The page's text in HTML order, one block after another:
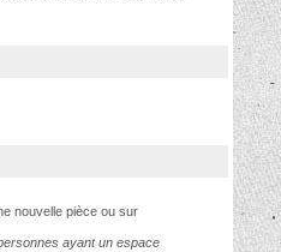
nouvelle pièce ou sur
ayant un espace